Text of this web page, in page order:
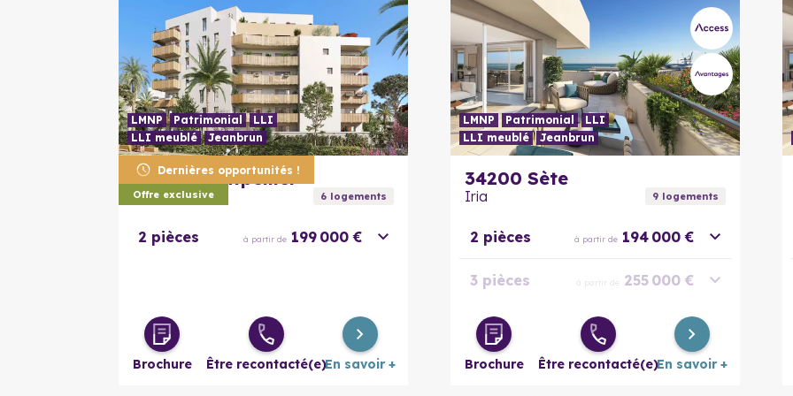
Dernières opportunités !
Offre exclusive
LMNP Patrimonial
LLI
LLI meublé
Jeanbrun
34070 Montpellier
Toshi 6logements
2 pièces à partir de 199 000 €
Brochure Être recontacté(e)En savoir +
LMNP Patrimonial
LLI
LLI meublé
Jeanbrun
34200 Sète
Iria 9logements
2 pièces à partir de 194 000 €
3 pièces à partir de 255 000 €
4 pièces à partir de 495 000 €
Brochure Être recontacté(e)En savoir +